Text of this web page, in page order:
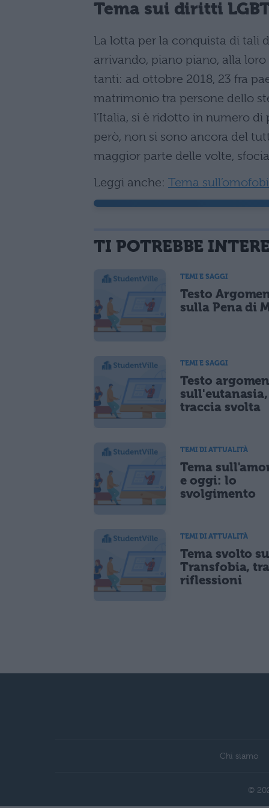
Tema sui diritti
La lotta per la conquista di tali
arrivando, piano piano, alla
tanti: ad ottobre 2018, 23 fra
matrimonio tra persone dello
l’Italia, si è ridotto in numero di
però, non si sono ancora del
maggior parte delle volte,
Leggi anche: Tema
TI POTREBBE
TEMI E SAGGI
Testo
sulla Pena di
TEMI E SAGGI
Testo
sull'eutanasia,
traccia svolta
TEMI DI ATTUALITÀ
Tema
e oggi: lo
svolgimento
TEMI DI ATTUALITÀ
Tema svolto
Transfobia,
riflessioni
Chi siamo
©